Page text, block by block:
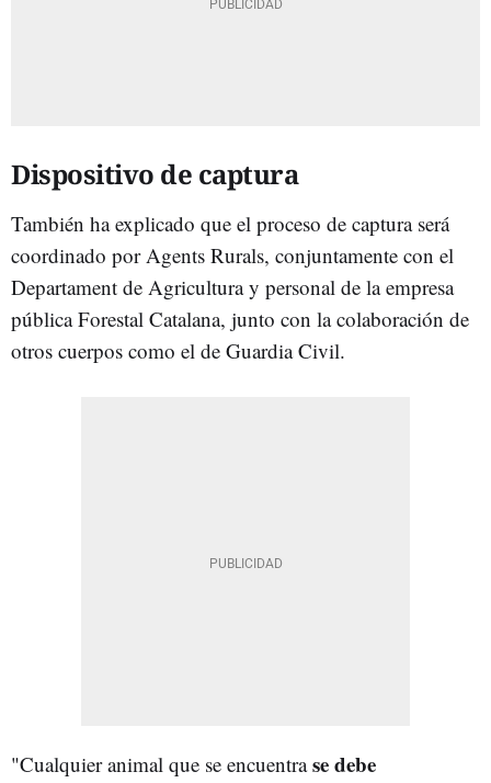
Dispositivo de captura
También ha explicado que el proceso de captura será
coordinado por Agents Rurals, conjuntamente con el
Departament de Agricultura y personal de la empresa
pública Forestal Catalana, junto con la colaboración de
otros cuerpos como el de Guardia Civil.
"Cualquier animal que se encuentrase debe